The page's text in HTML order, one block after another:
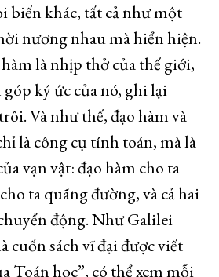
biến khác, tất cả như một
nương nhau mà hiển hiện.
là nhịp thở của thế giới,
ký ức của nó, ghi lại
Và như thế, đạo hàm và
là công cụ tính toán, mà là
vạn vật: đạo hàm cho ta
ta quãng đường, và cả hai
động. Như Galilei
cuốn sách vĩ đại được viết
Toán học”, có thể xem mỗi